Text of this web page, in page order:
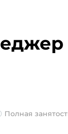
Полная